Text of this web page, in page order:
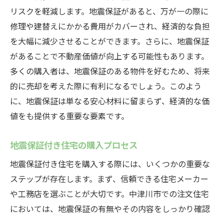
リスクを軽減します。地震保証があると、万が一の際に
修理や建替えにかかる費用がカバーされ、経済的な負担
を大幅に減少させることができます。さらに、地震保証
があることで不動産価値が向上する可能性もあります。
多くの購入者は、地震保証のある物件を好むため、将来
的に売却を考えた際に有利になるでしょう。このよう
に、地震保証は単なる安心材料に留まらず、経済的な価
値をも提供する重要な要素です。
地震保証付き住宅の購入プロセス
地震保証付き住宅を購入する際には、いくつかの重要な
ステップが存在します。まず、信頼できる住宅メーカー
や工務店を選ぶことが大切です。中津川市での注文住宅
においては、地震保証の有無やその内容をしっかり確認